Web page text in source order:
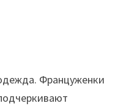
Француженки